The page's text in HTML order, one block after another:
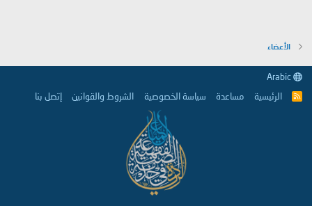
الأعضاء
R
الرئيسية مساعدة سياسة الخصوصية الشروط والقوانين إتصل بنا